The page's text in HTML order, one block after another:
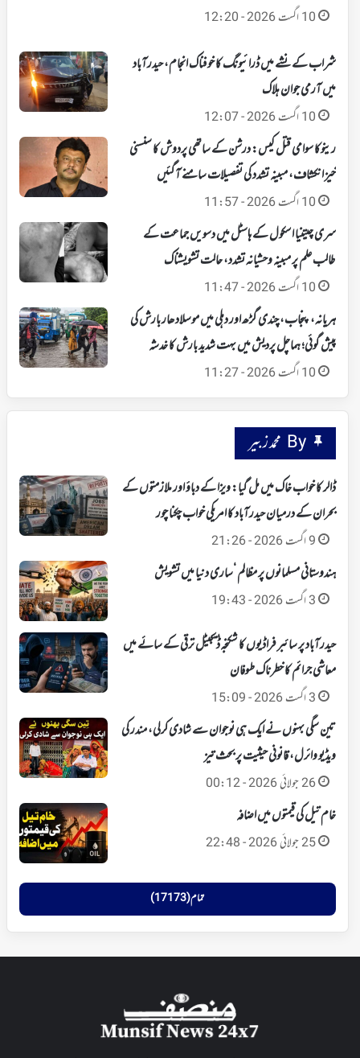
10 اگست 2026 - 12:20
شراب کے نشے میں ڈرائیونگ کا خوفناک انجام، حیدرآباد
میں آرمی جوان ہلاک
10 اگست 2026 - 12:07
رینوکا سوامی قتل کیس: درشن کے ساتھی پردوش کا سنسنی
خیز انکشاف، مبینہ تشدد کی تفصیلات سامنے آگئیں
10 اگست 2026 - 11:57
سری چیتنیا اسکول کے ہاسٹل میں دسویں جماعت کے
طالب علم پر مبینہ وحشیانہ تشدد، حالت تشویشناک
10 اگست 2026 - 11:47
ہریانہ، پنجاب، چندی گڑھ اور دہلی میں موسلادھار بارش کی
پیش گوئی؛ ہماچل پردیش میں بہت شدید بارش کا خدشہ
10 اگست 2026 - 11:27
By محمد زبیر
ڈالر کا خواب خاک میں مل گیا: ویزا کے دباؤ اور ملازمتوں کے
بحران کے درمیان حیدرآباد کا امریکی خواب چکنا چور
9 اگست 2026 - 21:26
ہندوستانی مسلمانوں پر مظالم ‘ساری دنیا میں تشویش
3 اگست 2026 - 19:43
حیدرآباد پر سائبر فراڈیوں کا شکنجہ‘ ڈیجیٹل ترقی کے سائے میں
معاشی جرائم کا خطرناک طوفان
3 اگست 2026 - 15:09
تین سگی بہنوں نے ایک ہی نوجوان سے شادی کرلی، مندر کی
ویڈیو وائرل، قانونی حیثیت پر بحث تیز
26 جولائی 2026 - 00:12
خام تیل کی قیمتوں میں اضافہ
25 جولائی 2026 - 22:48
تمام (17173)